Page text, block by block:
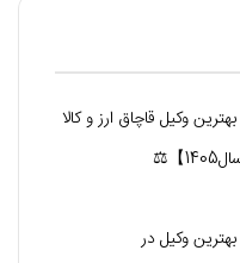
تا از بهترین وکیل قاچاق ارز و کالا
】⚖
تا از بهترین وکیل در